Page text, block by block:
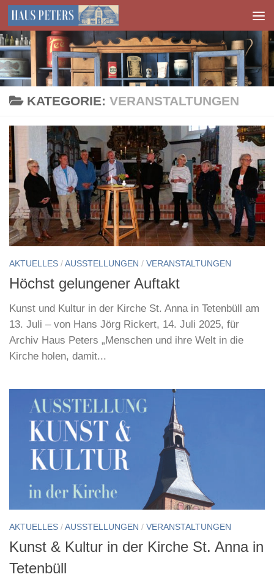
Zum Inhalt springen
KATEGORIE: VERANSTALTUNGEN
AKTUELLES /AUSSTELLUNGEN / VERANSTALTUNGEN
Höchst gelungener Auftakt
Kunst und Kultur in der Kirche St. Anna in Tetenbüll am
13. Juli – von Hans Jörg Rickert, 14. Juli 2025, für
Archiv Haus Peters „Menschen und ihre Welt in die
Kirche holen, damit...
AKTUELLES /AUSSTELLUNGEN / VERANSTALTUNGEN
Kunst & Kultur in der Kirche St. Anna in
Tetenbüll